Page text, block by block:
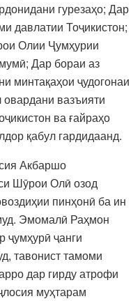
гурезаҳо; Дар
давлатии Тоҷикистон;
Олии Ҷумҳурии
Дар бораи аз
минтақаҳои ҷудогонаи
вазъияти
ва ғайраҳо
қабул гардидаанд.
Акбаршо
Шӯрои Олӣ озод
пинҳонӣ ба ин
Эмомалӣ Раҳмон
ҷумҳурӣ ҷанги
тавонист тамоми
дар гирду атрофи
муҳтарам